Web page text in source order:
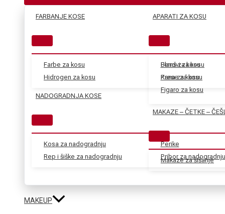
FARBANJE KOSE
Farbe za kosu
Hidrogen za kosu
Blanš za kosu
Kana za kosu
NADOGRADNJA KOSE
Kosa za nadogradnju
Rep i šiške za nadogradnju
Perike
Pribor za
APARATI ZA KOSU
Fenovi za kosu
Prese za kosu
Figaro za kosu
MAKAZE – ČETKE –
Makaze za šišanje
MAKEUP